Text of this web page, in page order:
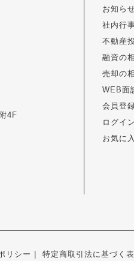
4F
お知ら
社内行
不動産
融資の
売却の
WEB面
会員登
ログイン
お気に
リシー 特定商取引法に基づく